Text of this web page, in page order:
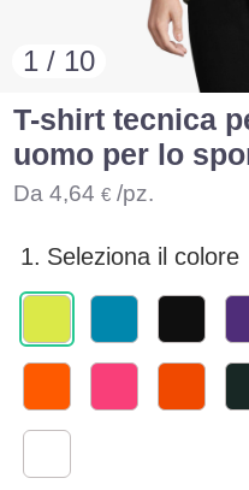
1 / 10
T-shirt tecnica
uomo per lo
Da4,64 € /pz.
1. Seleziona il colore